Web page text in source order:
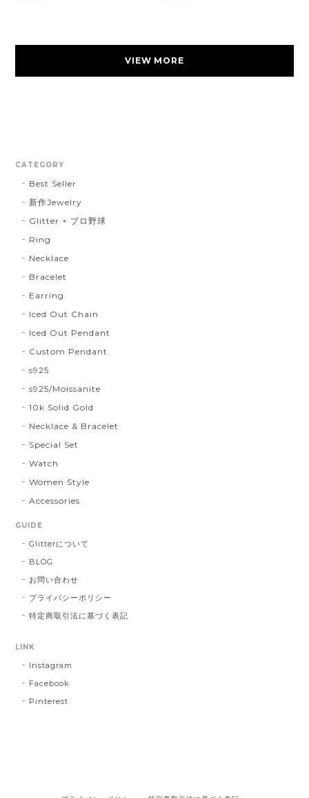
VIEW MORE
CATEGORY
Best Seller
新作Jewelry
Glitter × プロ野球
Ring
Necklace
Bracelet
Earring
Iced Out Chain
Iced Out Pendant
Custom Pendant
s925
s925/Moissanite
10k Solid Gold
Necklace & Bracelet
Special Set
Watch
Women Style
Accessories
GUIDE
Glitterについて
BLOG
お問い合わせ
プライバシーポリシー
特定商取引法に基づく表記
LINK
Instagram
Facebook
Pinterest